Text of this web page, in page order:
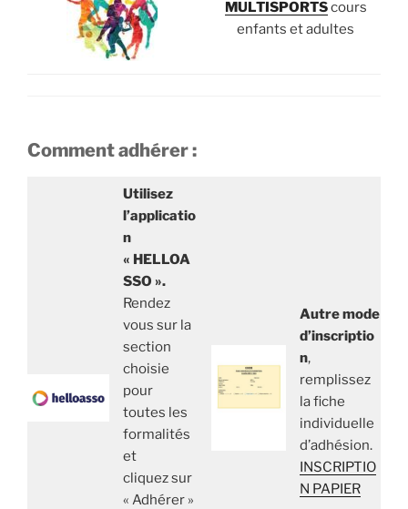
MULTISPORTScours
enfants et adultes
Comment adhérer :
Utilisez
l’applicatio
n
« HELLOA
SSO ».
Rendez
vous sur la
section
choisie
pour
toutes les
formalités
et
cliquez sur
« Adhérer »
Autre mode
d’inscriptio
n,
remplissez
la fiche
individuelle
d’adhésion.
INSCRIPTIO
N PAPIER